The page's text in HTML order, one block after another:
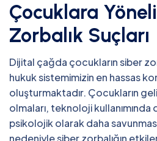
Çocuklara
Zorbalık Suçları
Dijital çağda çocukların siber
hukuk sistemimizin en hassas
oluşturmaktadır. Çocukların
olmaları, teknoloji
psikolojik olarak daha
nedeniyle siber zorbalığın